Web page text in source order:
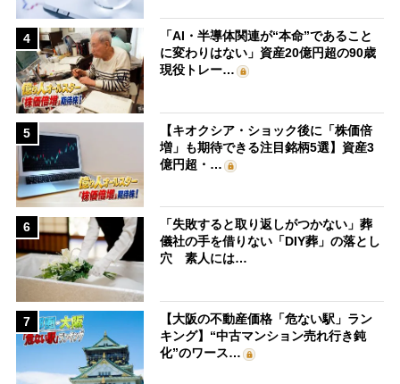
4
「AI・半導体関連が“本命”であること
に変わりはない」資産20億円超の90歳
現役トレー…
5
【キオクシア・ショック後に「株価倍
増」も期待できる注目銘柄5選】資産3
億円超・…
6
「失敗すると取り返しがつかない」葬
儀社の手を借りない「DIY葬」の落とし
穴 素人には…
7
【大阪の不動産価格「危ない駅」ラン
キング】“中古マンション売れ行き鈍
化”のワース…